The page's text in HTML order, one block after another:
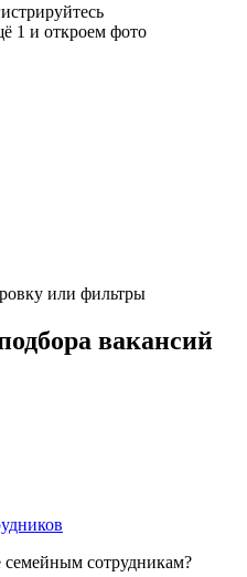
1 и откроем фото
или фильтры
вакансий
семейным сотрудникам?